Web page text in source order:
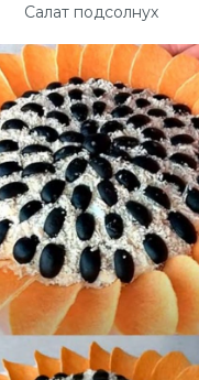
Салат подсолнух